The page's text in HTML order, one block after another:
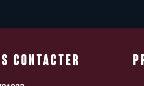
CONTACTER